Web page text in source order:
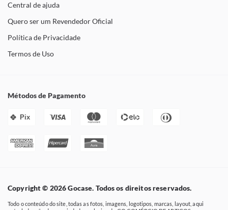
Central de ajuda
Quero ser um Revendedor Oficial
Política de Privacidade
Termos de Uso
Métodos de Pagamento
Pix
Copyright © 2026 Gocase. Todos os direitos reservados.
Todo o conteúdo do site, todas as fotos, imagens, logotipos, marcas, layout, aqui